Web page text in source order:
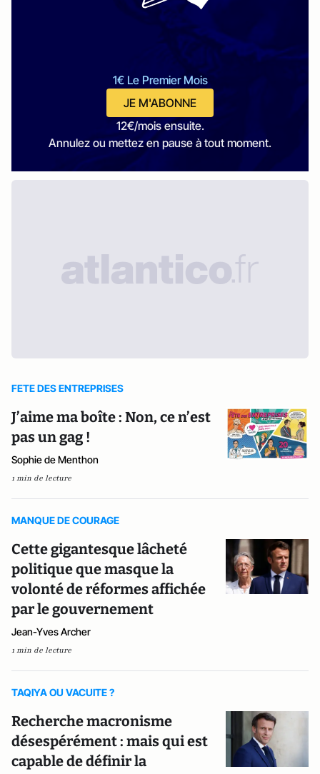
1€ Le Premier Mois
JE M'ABONNE
12€/mois ensuite.
Annulez ou mettez en pause à tout moment.
FETE DES ENTREPRISES
J’aime ma boîte : Non, ce n’est
pas un gag !
Sophie de Menthon
1 min de lecture
MANQUE DE COURAGE
Cette gigantesque lâcheté
politique que masque la
volonté de réformes affichée
par le gouvernement
Jean-Yves Archer
1 min de lecture
TAQIYA OU VACUITE ?
Recherche macronisme
désespérément : mais qui est
capable de définir la